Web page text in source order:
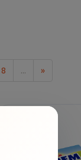
8 ... »Son